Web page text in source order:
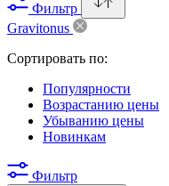
Фильтр
Gravitonus
Сортировать по:
Популярности
Возрастанию цены
Убыванию цены
Новинкам
Фильтр